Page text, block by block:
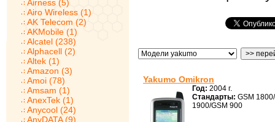
Airness (5)
Airo Wireless (1)
AK Telecom (2)
AKMobile (1)
Alcatel (238)
Alphacell (2)
Altek (1)
Amazon (3)
Amoi (78)
Amsam (1)
AnexTek (1)
Anycool (24)
AnyDATA (9)
Yakumo Omikron
Год: 2004 г.
Стандарты: GSM
1900/GSM 900